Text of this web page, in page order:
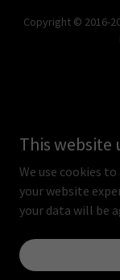
Copyright © 2016-
This website
We use cookies
your website
your data will be